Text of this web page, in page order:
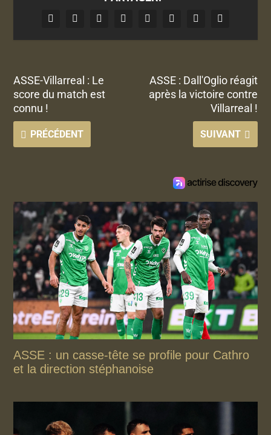
ASSE-Villarreal : Le
score du match est
connu !
PRÉCÉDENT
ASSE : Dall'Oglio réagit
après la victoire contre
Villarreal !
SUIVANT
ASSE : un casse-tête se profile pour Cathro
et la direction stéphanoise